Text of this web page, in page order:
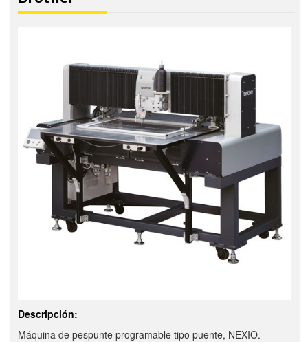
Descripción:
Máquina de pespunte programable tipo puente, NEXIO.